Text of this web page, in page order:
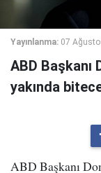
Yayınlanma: 07
ABD Başkanı
yakında
ABD Başkanı